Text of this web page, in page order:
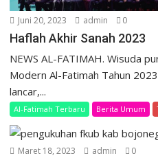
Juni 20, 2023 admin 0
Haflah Akhir Sanah 2023
NEWS AL-FATIMAH. Wisuda
Modern Al-Fatimah Tahun
lancar,...
Al-Fatimah Terbaru Berita Umum
Maret 18, 2023 admin 0